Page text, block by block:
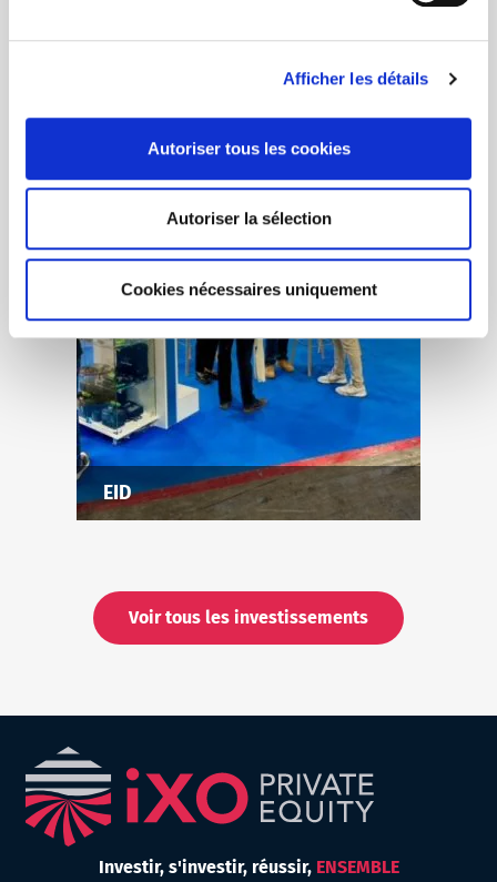
Afficher les détails
Autoriser tous les cookies
Autoriser la sélection
Cookies nécessaires uniquement
EID
Voir tous les investissements
Investir,s'investir,réussir, ENSEMBLE